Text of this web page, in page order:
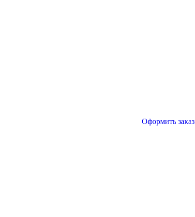
Оформить заказ